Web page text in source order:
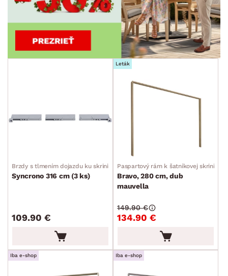
Brzdy s tlmením dojazdu ku skrini
Syncrono 316 cm (3 ks)
109.90 €
Leták
Paspartový rám k šatníkovej skrini
Bravo, 280 cm, dub
mauvella
134.90 €
149.90 €
Iba e-shop Iba e-shop